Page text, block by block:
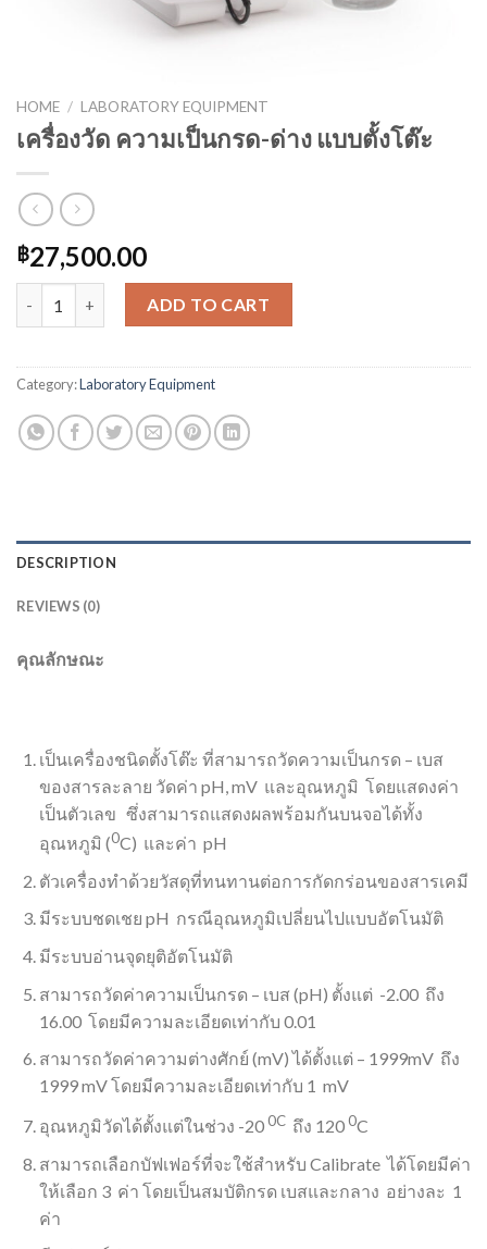
HOME / LABORATORY EQUIPMENT
เครื่องวัด ความเป็นกรด-ด่าง แบบตั้งโต๊ะ
฿27,500.00
เครื่องวัด ความเป็นกรด-ด่าง แบบตั้งโต๊ะ quantity
ADD TO CART
Category:Laboratory Equipment
DESCRIPTION
REVIEWS (0)
คุณลักษณะ
เป็นเครื่องชนิดตั้งโต๊ะ ที่สามารถวัดความเป็นกรด – เบส
ของสารละลาย วัดค่า pH, mV และอุณหภูมิ โดยแสดงค่า
เป็นตัวเลข ซึ่งสามารถแสดงผลพร้อมกันบนจอได้ทั้ง
อุณหภูมิ (0C) และค่า pH
ตัวเครื่องทำด้วยวัสดุที่ทนทานต่อการกัดกร่อนของสารเคมี
มีระบบชดเชย pH กรณีอุณหภูมิเปลี่ยนไปแบบอัตโนมัติ
มีระบบอ่านจุดยุติอัตโนมัติ
สามารถวัดค่าความเป็นกรด – เบส (pH) ตั้งแต่ -2.00 ถึง
16.00 โดยมีความละเอียดเท่ากับ 0.01
สามารถวัดค่าความต่างศักย์ (mV) ได้ตั้งแต่ – 1999mV ถึง
1999 mV โดยมีความละเอียดเท่ากับ 1 mV
อุณหภูมิวัดได้ตั้งแต่ในช่วง -200C ถึง 1200C
สามารถเลือกบัฟเฟอร์ที่จะใช้สำหรับ Calibrate ได้โดยมีค่า
ให้เลือก 3 ค่า โดยเป็นสมบัติกรด เบสและกลาง อย่างละ 1
ค่า